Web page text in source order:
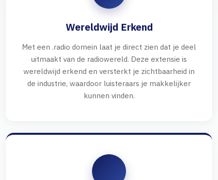
Wereldwijd Erkend
Met een .radio domein laat je direct zien dat je deel
uitmaakt van de radiowereld. Deze extensie is
wereldwijd erkend en versterkt je zichtbaarheid in
de industrie, waardoor luisteraars je makkelijker
kunnen vinden.